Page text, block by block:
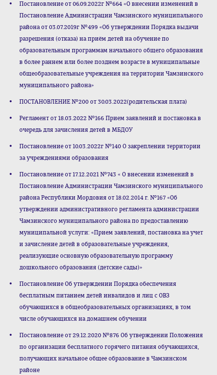
Постановление от 06.09.2022г №664 «О внесении изменений в
Постановление Администрации Чамзинского муниципального
района от 03.07.2019г №499 «Об утверждении Порядка выдачи
разрешения (отказа) на приём детей на обучение по
образовательным программам начального общего образования
в более раннем или более позднем возрасте в муниципальные
общеобразовательные учреждения на территории Чамзинского
муниципального района»
ПОСТАНОВЛЕНИЕ №200 от 30.03.2022(родительская плата)
Регламент от 18.03.2022 №166 Прием заявлений и постановка в
очередь для зачисления детей в МБДОУ
Постановление от 10.03.2022г №140 О закреплении территории
за учреждениями образования
Постановление от 17.12.2021 №743 « О внесении изменений в
Постановление Администрации Чамзинского муниципального
района Республики Мордовия от 18.02.2014 г. №167 «Об
утверждении административного регламента администрации
Чамзинского муниципального района по предоставлению
муниципальной услуги: «Прием заявлений, постановка на учет
и зачисление детей в образовательные учреждения,
реализующие основную образовательную программу
дошкольного образования (детские сады)»
Постановление Об утверждении Порядка обеспечения
бесплатным питанием детей инвалидов и лиц с ОВЗ
обучающихся в общеобразовательных организациях, в том
числе обучающихся на домашнем обучении
Постановление от 29.12.2020 №876 Об утверждении Положения
по организации бесплатного горячего питания обучающихся,
получающих начальное общее образование в Чамзинском
районе